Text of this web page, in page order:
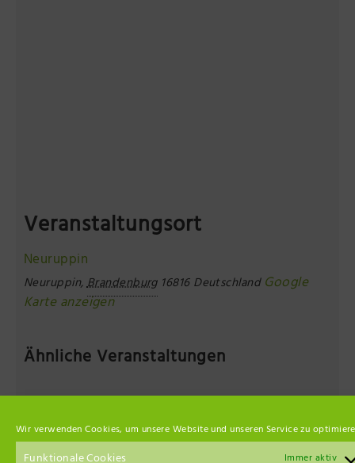
Wir verwenden Cookies, um unsere Website und unseren Service zu
Immer aktiv
Veranstaltungsort
Neuruppin
Neuruppin,Brandenburg 16816Deutschland Google
Karte anzeigen
Ähnliche Veranstaltungen